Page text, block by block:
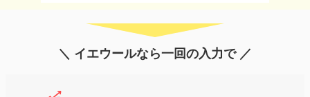
＼ イエウールなら一回の入力で ／